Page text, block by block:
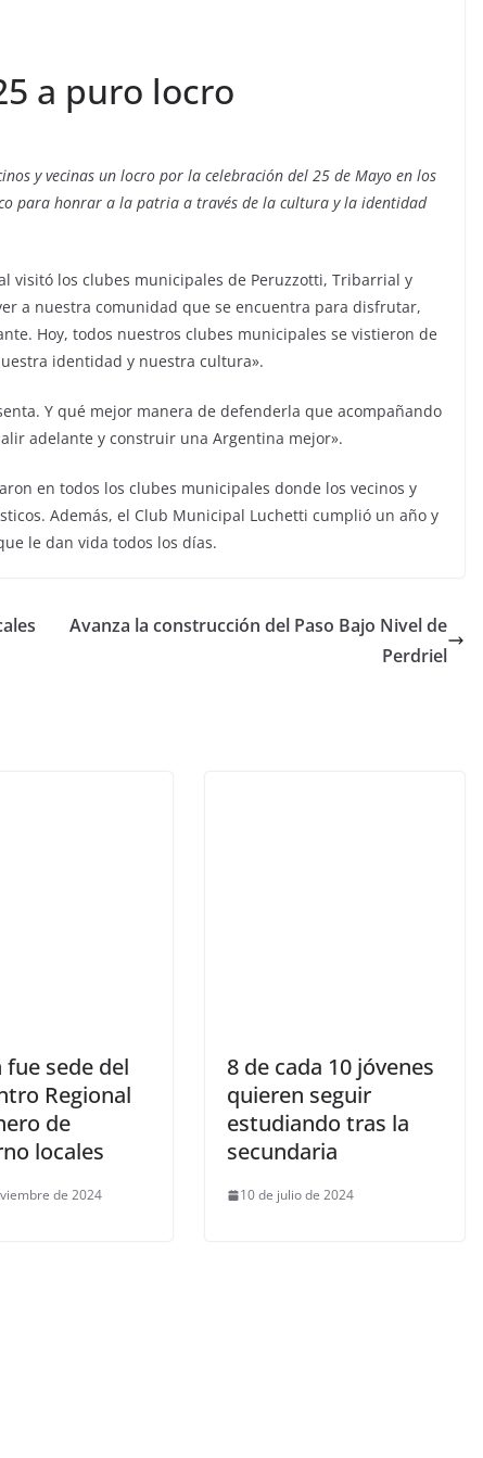
a puro locro
y vecinas un locro por la celebración del 25 de Mayo en los
para honrar a la patria a través de la cultura y la identidad
visitó los clubes municipales de Peruzzotti, Tribarrial y
a nuestra comunidad que se encuentra para disfrutar,
Hoy, todos nuestros clubes municipales se vistieron de
identidad y nuestra cultura».
Y qué mejor manera de defenderla que acompañando
adelante y construir una Argentina mejor».
en todos los clubes municipales donde los vecinos y
Además, el Club Municipal Luchetti cumplió un año y
le dan vida todos los días.
Avanza la construcción del Paso Bajo Nivel de
Perdriel
sede del
Regional
de
locales
de 2024
8 de cada 10 jóvenes
quieren seguir
estudiando tras la
secundaria
10 de julio de 2024